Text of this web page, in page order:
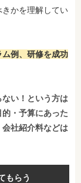
かを理解してい
例、研修を成功
い！という方は
・予算にあった
社紹介料などは
もらう